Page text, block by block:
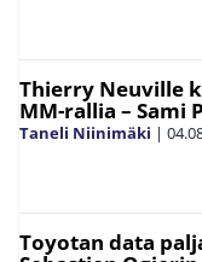
Thierry Neuville
MM-rallia – Sami
Taneli Niinimäki |
Toyotan data